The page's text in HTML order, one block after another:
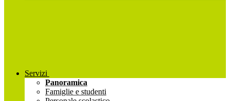
Servizi
Panoramica
Famiglie e studenti